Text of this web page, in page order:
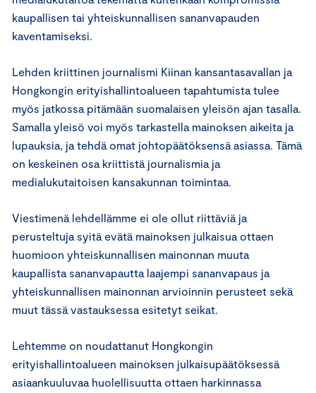
kaupallisen tai yhteiskunnallisen sananvapauden
kaventamiseksi.
Lehden kriittinen journalismi Kiinan kansantasavallan ja
Hongkongin erityishallintoalueen tapahtumista tulee
myös jatkossa pitämään suomalaisen yleisön ajan tasalla.
Samalla yleisö voi myös tarkastella mainoksen aikeita ja
lupauksia, ja tehdä omat johtopäätöksensä asiassa. Tämä
on keskeinen osa kriittistä journalismia ja
medialukutaitoisen kansakunnan toimintaa.
Viestimenä lehdellämme ei ole ollut riittäviä ja
perusteltuja syitä evätä mainoksen julkaisua ottaen
huomioon yhteiskunnallisen mainonnan muuta
kaupallista sananvapautta laajempi sananvapaus ja
yhteiskunnallisen mainonnan arvioinnin perusteet sekä
muut tässä vastauksessa esitetyt seikat.
Lehtemme on noudattanut Hongkongin
erityishallintoalueen mainoksen julkaisupäätöksessä
asiaankuuluvaa huolellisuutta ottaen harkinnassa